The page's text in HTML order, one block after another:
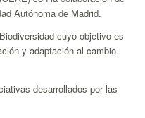
Autónoma de Madrid.
cuyo objetivo es
y adaptación al cambio
desarrollados por las